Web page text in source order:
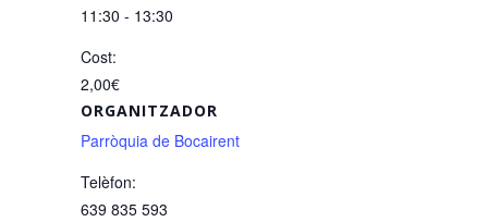
11:30 - 13:30
Cost:
2,00€
ORGANITZADOR
Parròquia de Bocairent
Telèfon:
639 835 593